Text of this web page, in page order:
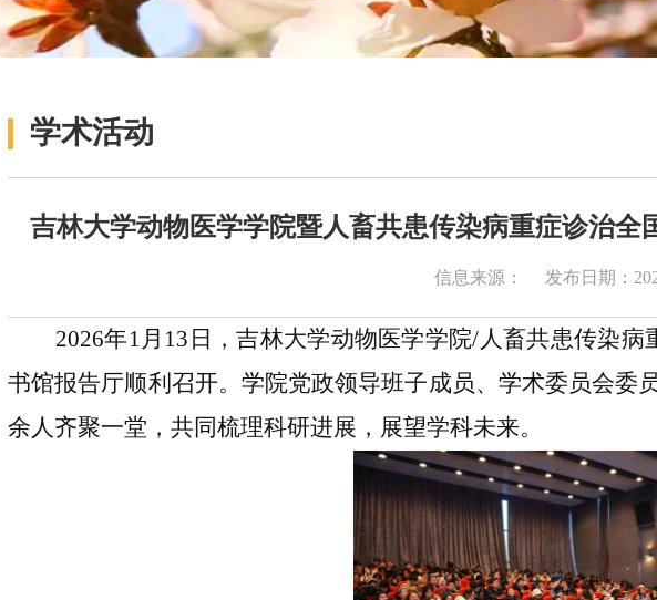
学术活动
吉林大学动物医学学院暨人畜共患传染病重症诊治全
信息来源： 发布日期：
2026年1 月 13 日，吉林大学动物医学学院/ 人畜共患传染病
书馆报告厅顺利召开。学院党政领导班子成员、学术委员会委
余人齐聚一堂，共同梳理科研进展，展望学科未来。